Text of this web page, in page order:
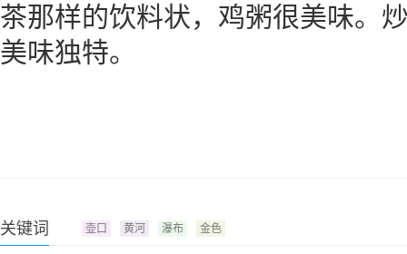
茶那样的饮料状，鸡粥很美味。
美味独特。
关键词 壶口 黄河 瀑布 金色